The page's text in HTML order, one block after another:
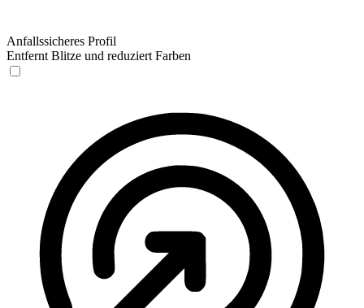
Anfallssicheres Profil
Entfernt Blitze und reduziert Farben